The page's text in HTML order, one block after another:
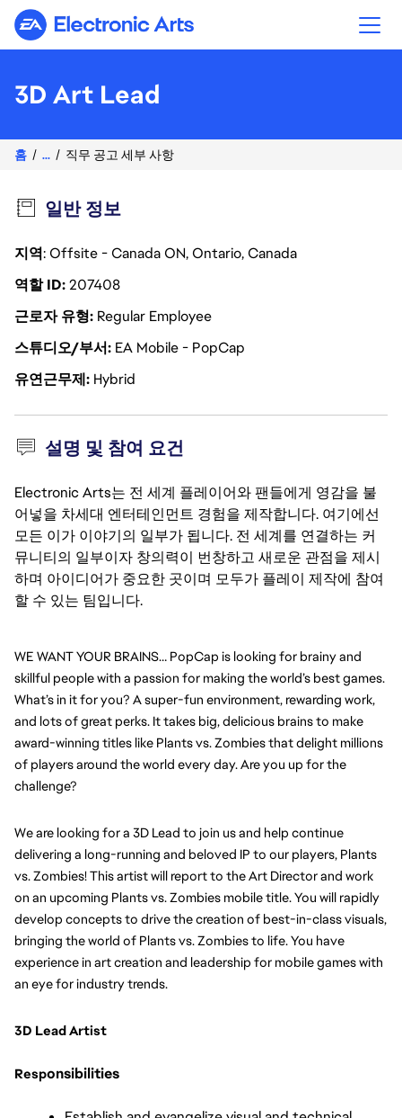
Electronic Arts
3D Art Lead
홈 ... 직무 공고 세부 사항
일반 정보
지역: Offsite - Canada ON, Ontario, Canada
역할 ID207408
근로자 유형 Regular Employee
스튜디오/부서 EA Mobile - PopCap
유연근무제 Hybrid
설명 및 참여 요건
Electronic Arts는 전 세계 플레이어와 팬들에게 영감을 불
어넣을 차세대 엔터테인먼트 경험을 제작합니다. 여기에선
모든 이가 이야기의 일부가 됩니다. 전 세계를 연결하는 커
뮤니티의 일부이자 창의력이 번창하고 새로운 관점을 제시
하며 아이디어가 중요한 곳이며 모두가 플레이 제작에 참여
할 수 있는 팀입니다.
WE WANT YOUR BRAINS… PopCap is looking for brainy and
skillful people with a passion for making the world’s best games.
What’s in it for you? A super-fun environment, rewarding work,
and lots of great perks. It takes big, delicious brains to make
award-winning titles like Plants vs. Zombies that delight millions
of players around the world every day. Are you up for the
challenge?
We are looking for a 3D Lead to join us and help continue
delivering a long-running and beloved IP to our players, Plants
vs. Zombies! This artist will report to the Art Director and work
on an upcoming Plants vs. Zombies mobile title. You will rapidly
develop concepts to drive the creation of best-in-class visuals,
bringing the world of Plants vs. Zombies to life. You have
experience in art creation and leadership for mobile games with
an eye for industry trends.
3D Lead Artist
Responsibilities